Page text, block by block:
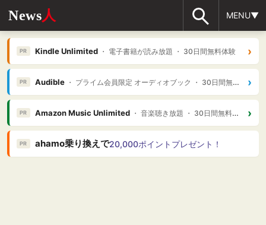
News人 MENU▼
PR Kindle Unlimited・ 電子書籍が読み放題 ・ 30日間無料体験 ›
PR Audible・ プライム会員限定 オーディオブック ・ 30日間無料体験 ›
PR Amazon Music Unlimited・ 音楽聴き放題 ・ 30日間無料体験 ›
PR ahamo乗り換えで20,000ポイントプレゼント！